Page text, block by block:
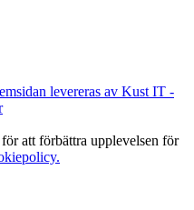
levereras av Kust IT -
att förbättra upplevelsen för